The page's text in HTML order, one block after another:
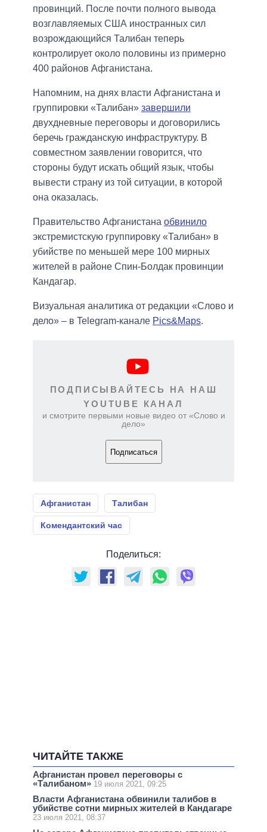
провинций. После почти полного вывода
возглавляемых США иностранных сил
возрождающийся Талибан теперь
контролирует около половины из примерно
400 районов Афганистана.
Напомним, на днях власти Афганистана и
группировки «Талибан» завершили
двухдневные переговоры и договорились
беречь гражданскую инфраструктуру. В
совместном заявлении говорится, что
стороны будут искать общий язык, чтобы
вывести страну из той ситуации, в которой
она оказалась.
Правительство Афганистана обвинило
экстремистскую группировку «Талибан» в
убийстве по меньшей мере 100 мирных
жителей в районе Спин-Болдак провинции
Кандагар.
Визуальная аналитика от редакции «Слово и
дело» – в Telegram-канале Pics&Maps.
ПОДПИСЫВАЙТЕСЬ НА НАШ
YOUTUBE КАНАЛ
и смотрите первыми новые видео от «Слово и
дело»
Подписаться
Афганистан Талибан
Комендантский час
Поделиться:
ЧИТАЙТЕ ТАКЖЕ
Афганистан провел переговоры с
«Талибаном» 19 июля 2021, 09:25
Власти Афганистана обвинили талибов в
убийстве сотни мирных жителей в Кандагаре
23 июля 2021, 08:37